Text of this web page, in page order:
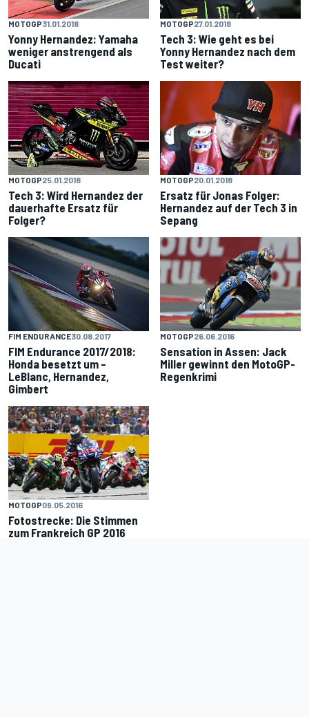
MOTOGP31.01.2018
Yonny Hernandez: Yamaha
weniger anstrengend als
Ducati
MOTOGP27.01.2018
Tech 3: Wie geht es bei
Yonny Hernandez nach dem
Test weiter?
MOTOGP25.01.2018
Tech 3: Wird Hernandez der
dauerhafte Ersatz für
Folger?
MOTOGP20.01.2018
Ersatz für Jonas Folger:
Hernandez auf der Tech 3 in
Sepang
FIM ENDURANCE30.08.2017
FIM Endurance 2017/2018:
Honda besetzt um –
LeBlanc, Hernandez,
Gimbert
MOTOGP26.06.2016
Sensation in Assen: Jack
Miller gewinnt den MotoGP-
Regenkrimi
MOTOGP09.05.2016
Fotostrecke: Die Stimmen
zum Frankreich GP 2016